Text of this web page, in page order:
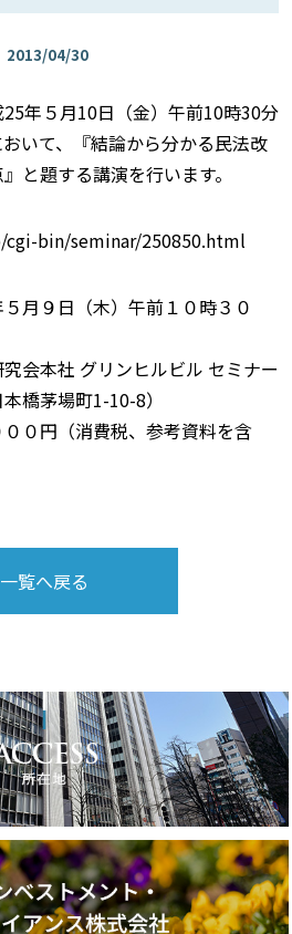
2013/04/30
年５月10日（金）午前10時30分
いて、『結論から分かる民法改
と題する講演を行います。
bin/seminar/250850.html
月９日（木）午前１０時３０
会本社 グリンヒルビル セミナー
橋茅場町1-10-8）
０円（消費税、参考資料を含
一覧へ戻る